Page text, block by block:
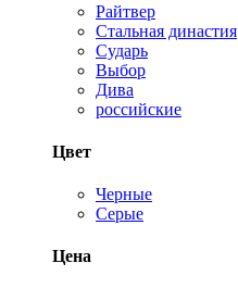
Райтвер
Стальная династия
Сударь
Выбор
Дива
российские
Цвет
Черные
Серые
Цена